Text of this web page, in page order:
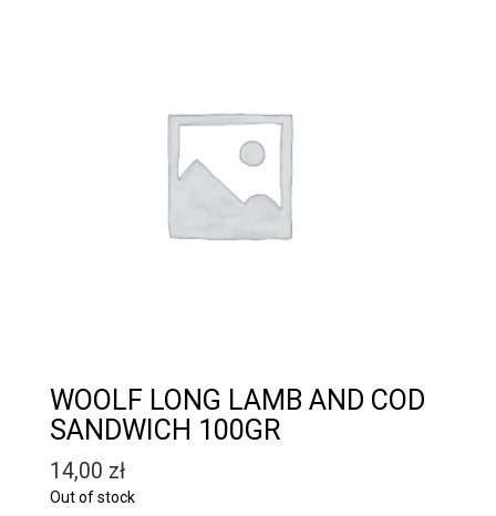
WOOLF LONG LAMB AND COD
SANDWICH 100GR
14,00 zł
Out of stock